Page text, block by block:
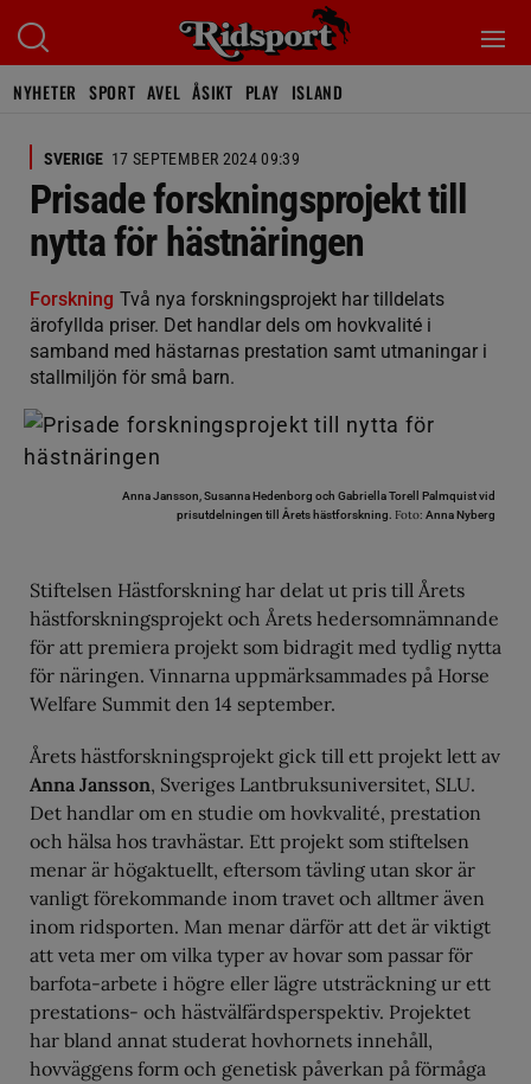
NYHETER SPORT AVEL ÅSIKT PLAY ISLAND
SVERIGE 17 SEPTEMBER 2024 09:39
Prisade forskningsprojekt till
nytta för hästnäringen
Forskning Två nya forskningsprojekt har tilldelats
ärofyllda priser. Det handlar dels om hovkvalité i
samband med hästarnas prestation samt utmaningar i
stallmiljön för små barn.
Anna Jansson, Susanna Hedenborg och Gabriella Torell Palmquist vid
prisutdelningen till Årets hästforskning. Foto: Anna Nyberg
Stiftelsen Hästforskning har delat ut pris till Årets
hästforskningsprojekt och Årets hedersomnämnande
för att premiera projekt som bidragit med tydlig nytta
för näringen. Vinnarna uppmärksammades på Horse
Welfare Summit den 14 september.
Årets hästforskningsprojekt gick till ett projekt lett av
Anna Jansson, Sveriges Lantbruksuniversitet, SLU.
Det handlar om en studie om hovkvalité, prestation
och hälsa hos travhästar. Ett projekt som stiftelsen
menar är högaktuellt, eftersom tävling utan skor är
vanligt förekommande inom travet och alltmer även
inom ridsporten. Man menar därför att det är viktigt
att veta mer om vilka typer av hovar som passar för
barfota-arbete i högre eller lägre utsträckning ur ett
prestations- och hästvälfärdsperspektiv. Projektet
har bland annat studerat hovhornets innehåll,
hovväggens form och genetisk påverkan på förmåga